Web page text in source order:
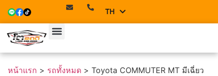
TH
EN
หน้าแรก > รถทั้งหมด > Toyota COMMUTER MT มีเฉี่ยว